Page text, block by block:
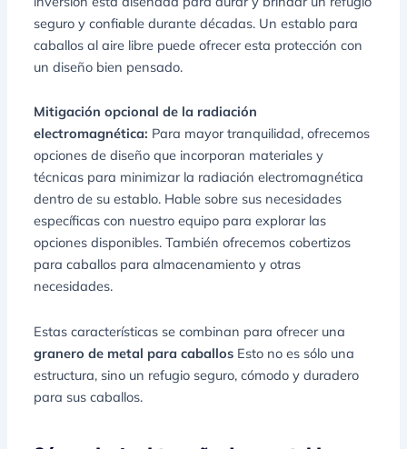
seguro y confiable durante décadas. Un establo para
caballos al aire libre puede ofrecer esta protección con
un diseño bien pensado.
Mitigación opcional de la radiación
electromagnética: Para mayor tranquilidad, ofrecemos
opciones de diseño que incorporan materiales y
técnicas para minimizar la radiación electromagnética
dentro de su establo. Hable sobre sus necesidades
específicas con nuestro equipo para explorar las
opciones disponibles. También ofrecemos cobertizos
para caballos para almacenamiento y otras
necesidades.
Estas características se combinan para ofrecer una
granero de metal para caballos Esto no es sólo una
estructura, sino un refugio seguro, cómodo y duradero
para sus caballos.